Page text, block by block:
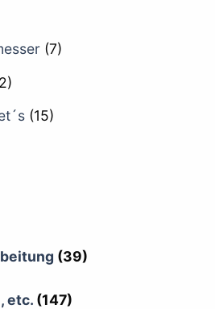
(7)
(15)
(39)
etc. (147)